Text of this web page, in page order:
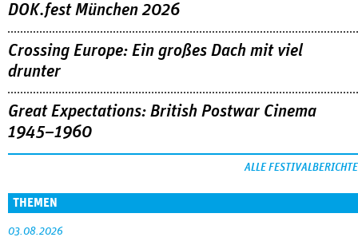
DOK.fest München 2026
Crossing Europe: Ein großes Dach mit viel
drunter
Great Expectations: British Postwar Cinema
1945–1960
ALLE FESTIVALBERICHTE
THEMEN
03.08.2026